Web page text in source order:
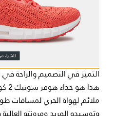
التميز في التصميم والراحة في
ملائم لهواة الجري لمسافات